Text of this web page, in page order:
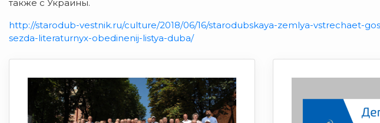
также с Украины.
http://starodub-vestnik.ru/culture/2018/06/16/starodubskaya-zemlya-vstrechaet-
sezda-literaturnyx-obedinenij-listya-duba/